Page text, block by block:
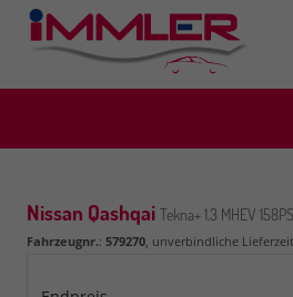
Nissan Qashqai Tekna+ 1.3 MHEV
Fahrzeugnr.: 579270, unverbindliche